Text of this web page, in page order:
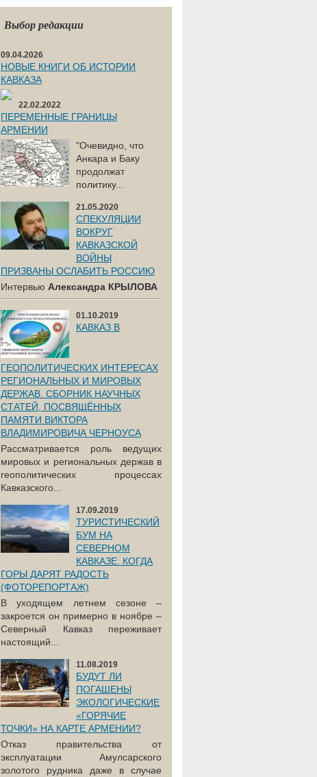
Выбор редакции
09.04.2026
НОВЫЕ КНИГИ ОБ ИСТОРИИ
КАВКАЗА
22.02.2022
ПЕРЕМЕННЫЕ ГРАНИЦЫ
АРМЕНИИ
"Очевидно, что
Анкара и Баку
продолжат
политику...
21.05.2020
СПЕКУЛЯЦИИ
ВОКРУГ
КАВКАЗСКОЙ
ВОЙНЫ
ПРИЗВАНЫ ОСЛАБИТЬ РОССИЮ
Интервью Александра КРЫЛОВА
01.10.2019
КАВКАЗ В
ГЕОПОЛИТИЧЕСКИХ ИНТЕРЕСАХ
РЕГИОНАЛЬНЫХ И МИРОВЫХ
ДЕРЖАВ. СБОРНИК НАУЧНЫХ
СТАТЕЙ, ПОСВЯЩЁННЫХ
ПАМЯТИ ВИКТОРА
ВЛАДИМИРОВИЧА ЧЕРНОУСА
Рассматривается роль ведущих
мировых и региональных держав в
геополитических процессах
Кавказского...
17.09.2019
ТУРИСТИЧЕСКИЙ
БУМ НА
СЕВЕРНОМ
КАВКАЗЕ: КОГДА
ГОРЫ ДАРЯТ РАДОСТЬ
(ФОТОРЕПОРТАЖ)
В уходящем летнем сезоне –
закроется он примерно в ноябре –
Северный Кавказ переживает
настоящий...
11.08.2019
БУДУТ ЛИ
ПОГАШЕНЫ
ЭКОЛОГИЧЕСКИЕ
«ГОРЯЧИЕ
ТОЧКИ» НА КАРТЕ АРМЕНИИ?
Отказ правительства от
эксплуатации Амулсарского
золотого рудника даже в случае